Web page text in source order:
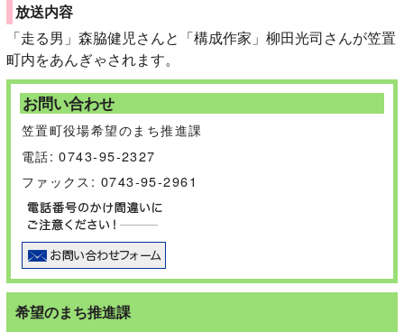
放送内容
「走る男」森脇健児さんと「構成作家」柳田光司さんが笠置
町内をあんぎゃされます。
お問い合わせ
笠置町役場希望のまち推進課
電話: 0743-95-2327
ファックス: 0743-95-2961
希望のまち推進課